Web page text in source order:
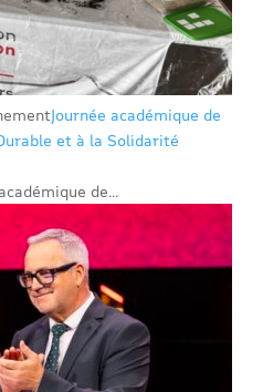
Journée académique de
et à la Solidarité
de...